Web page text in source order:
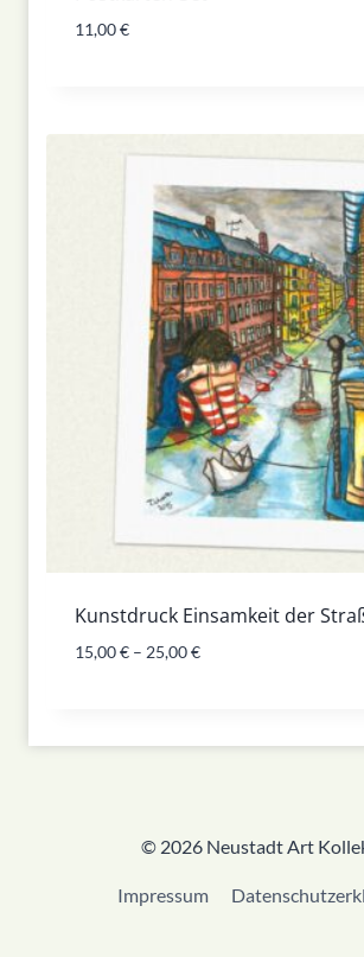
11,00€
Kunstdruck Einsamkeit der
15,00€ – 25,00€
© 2026 Neustadt Art
Impressum